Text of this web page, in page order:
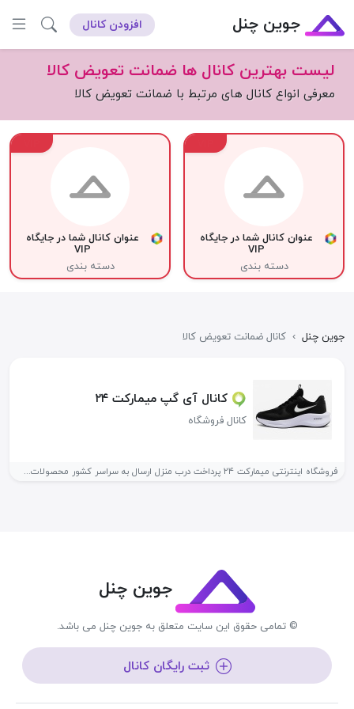
جوین چنل افزودن کانال
لیست بهترین کانال ها ضمانت تعویض کالا
معرفی انواع کانال های مرتبط با ضمانت تعویض کالا
عنوان کانال شما در جایگاه
VIP
دسته بندی
عنوان کانال شما در جایگاه
VIP
دسته بندی
جوین چنل › کانال ضمانت تعویض کالا
کانال آی گپ میمارکت ۲۴
کانال فروشگاه
فروشگاه اینترنتی میمارکت ۲۴ پرداخت درب منزل ارسال به سراسر کشور محصولات...
جوین چنل
© تمامی حقوق این سایت متعلق به جوین چنل می باشد.
ثبت رایگان کانال